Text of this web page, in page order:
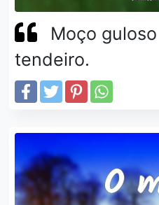
Moço
tendeiro.